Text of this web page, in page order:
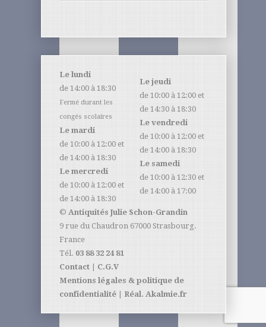
Le lundi
de 14:00 à 18:30
Fermé durant les
congés scolaires
Le mardi
de 10:00 à 12:00 et
de 14:00 à 18:30
Le mercredi
de 10:00 à 12:00 et
de 14:00 à 18:30
Le jeudi
de 10:00 à 12:00 et
de 14:30 à 18:30
Le vendredi
de 10:00 à 12:00 et
de 14:00 à 18:30
Le samedi
de 10:00 à 12:30 et
de 14:00 à 17:00
© Antiquités Julie Schon-Grandin
9 rue du Chaudron 67000 Strasbourg.
France
Tél. 03 88 32 24 81
Contact
C.G.V
Mentions légales & politique de
confidentialité
Réal. Akalmie.fr